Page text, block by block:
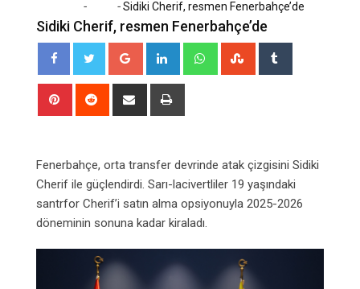
- -Sidiki Cherif, resmen Fenerbahçe’de
Sidiki Cherif, resmen Fenerbahçe’de
Google+ LinkedIn WhatsappStumbleUpon
Pinterest Reddit
Share
Fenerbahçe, orta transfer devrinde atak çizgisini Sidiki
Cherif ile güçlendirdi. Sarı-lacivertliler 19 yaşındaki
santrfor Cherif’i satın alma opsiyonuyla 2025-2026
döneminin sonuna kadar kiraladı.